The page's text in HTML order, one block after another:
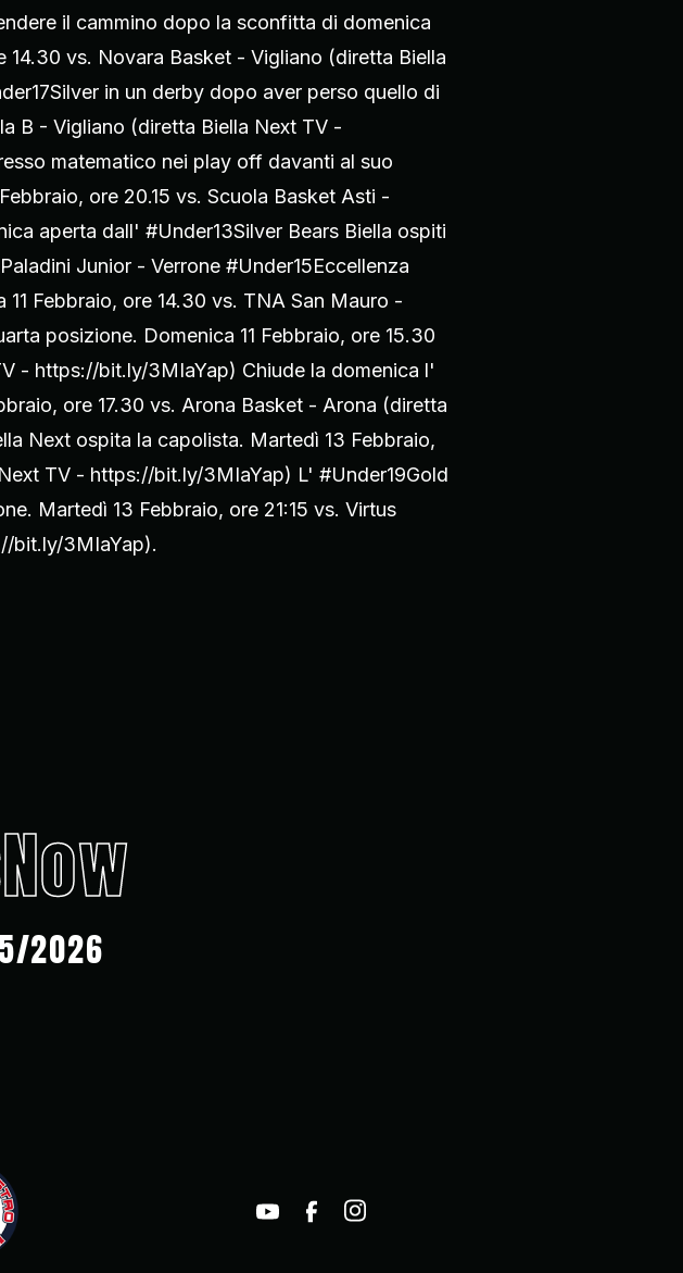
il cammino dopo la sconfitta di domenica
14.30 vs. Novara Basket - Vigliano (diretta Biella
in un derby dopo aver perso quello di
B - Vigliano (diretta Biella Next TV -
matematico nei play off davanti al suo
ore 20.15 vs. Scuola Basket Asti -
aperta dall' #Under13Silver Bears Biella ospiti
Junior - Verrone #Under15Eccellenza
Febbraio, ore 14.30 vs. TNA San Mauro -
posizione. Domenica 11 Febbraio, ore 15.30
- https://bit.ly/3MIaYap) Chiude la domenica l'
ore 17.30 vs. Arona Basket - Arona (diretta
Next ospita la capolista. Martedì 13 Febbraio,
TV - https://bit.ly/3MIaYap) L' #Under19Gold
Martedì 13 Febbraio, ore 21:15 vs. Virtus
bit.ly/3MIaYap).
2026